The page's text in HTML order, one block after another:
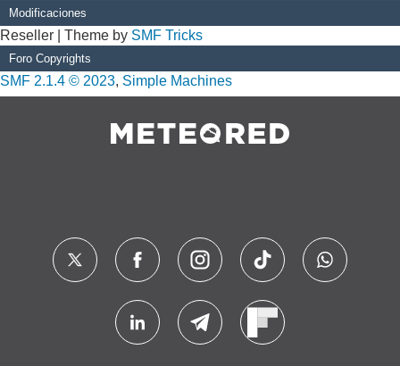
Modificaciones
Reseller | Theme by SMF Tricks
Foro Copyrights
SMF 2.1.4 © 2023, Simple Machines